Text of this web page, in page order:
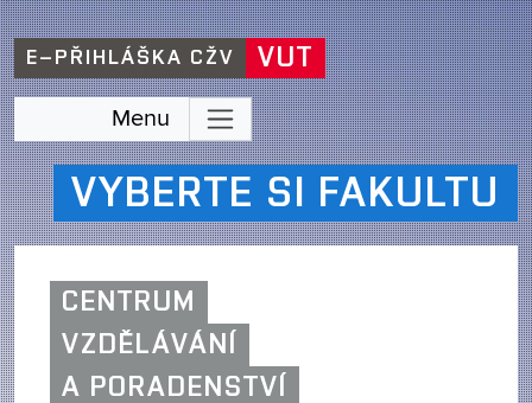
E–PŘIHLÁŠKA CŽV VUT
Menu
VYBERTE SI FAKULTU
CENTRUM
VZDĚLÁVÁNÍ
A PORADENSTVÍ